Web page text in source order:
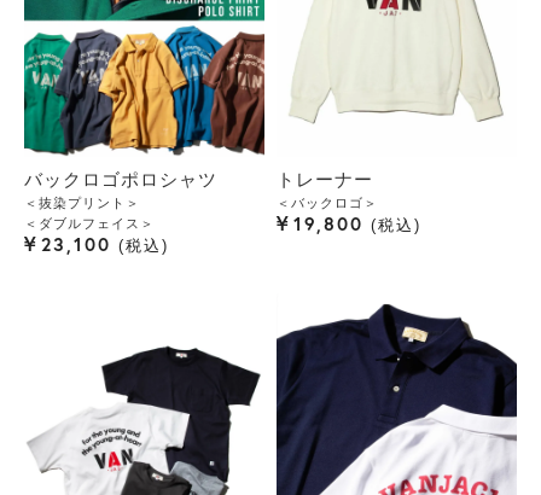
バックロゴポロシャツ
＜抜染プリント＞
＜ダブルフェイス＞
¥ 23,100 税込
トレーナー
＜バックロゴ＞
¥ 19,800 税込